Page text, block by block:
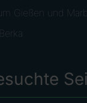
Gießen und